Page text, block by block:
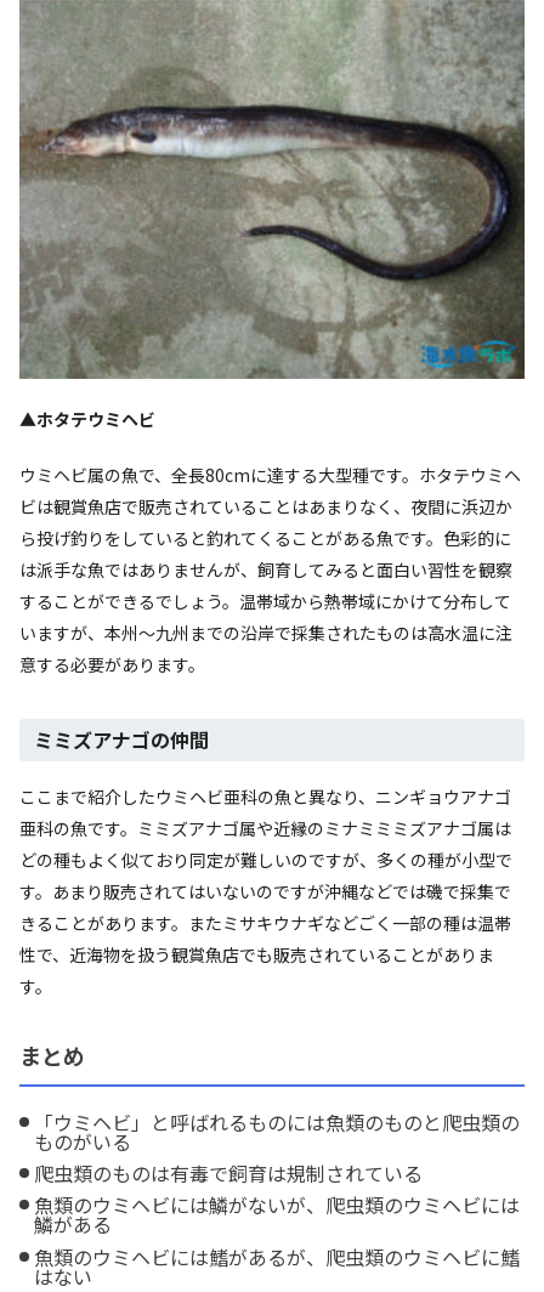
▲ホタテウミヘビ
ウミヘビ属の魚で、全長80cmに達する大型種です。ホタテウミヘ
ビは観賞魚店で販売されていることはあまりなく、夜間に浜辺か
ら投げ釣りをしていると釣れてくることがある魚です。色彩的に
は派手な魚ではありませんが、飼育してみると面白い習性を観察
することができるでしょう。温帯域から熱帯域にかけて分布して
いますが、本州～九州までの沿岸で採集されたものは高水温に注
意する必要があります。
ミミズアナゴの仲間
ここまで紹介したウミヘビ亜科の魚と異なり、ニンギョウアナゴ
亜科の魚です。ミミズアナゴ属や近縁のミナミミミズアナゴ属は
どの種もよく似ており同定が難しいのですが、多くの種が小型で
す。あまり販売されてはいないのですが沖縄などでは磯で採集で
きることがあります。またミサキウナギなどごく一部の種は温帯
性で、近海物を扱う観賞魚店でも販売されていることがありま
す。
まとめ
「ウミヘビ」と呼ばれるものには魚類のものと爬虫類の
ものがいる
爬虫類のものは有毒で飼育は規制されている
魚類のウミヘビには鱗がないが、爬虫類のウミヘビには
鱗がある
魚類のウミヘビには鰭があるが、爬虫類のウミヘビに鰭
はない